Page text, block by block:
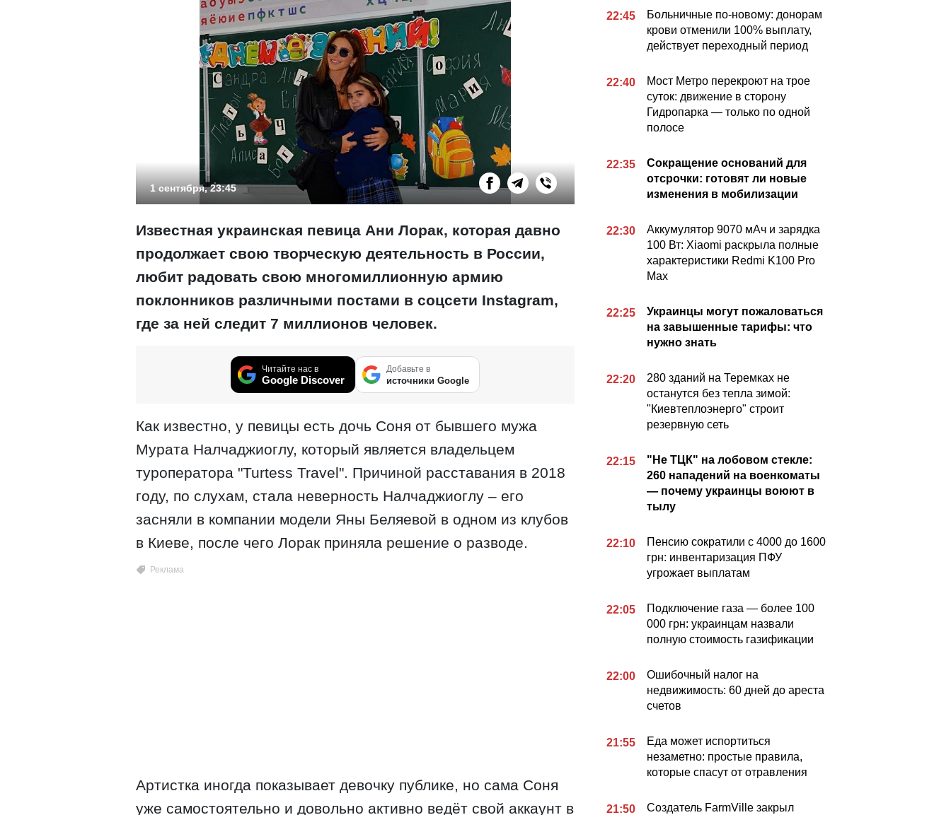
1 сентября, 23:45
Известная украинская певица Ани Лорак, которая давно
продолжает свою творческую деятельность в России,
любит радовать свою многомиллионную армию
поклонников различными постами в соцсети Instagram,
где за ней следит 7 миллионов человек.
Читайте нас в
Google Discover
Добавьте в
источники Google
Как известно, у певицы есть дочь Соня от бывшего мужа
Мурата Налчаджиоглу, который является владельцем
туроператора "Turtess Travel". Причиной расставания в 2018
году, по слухам, стала неверность Налчаджиоглу – его
засняли в компании модели Яны Беляевой в одном из клубов
в Киеве, после чего Лорак приняла решение о разводе.
Артистка иногда показывает девочку публике, но сама Соня
уже самостоятельно и довольно активно ведёт свой аккаунт в
22:45
Больничные по-новому: донорам
крови отменили 100% выплату,
действует переходный период
22:40
Мост Метро перекроют на трое
суток: движение в сторону
Гидропарка — только по одной
полосе
22:35
Сокращение оснований для
отсрочки: готовят ли новые
изменения в мобилизации
22:30
Аккумулятор 9070 мАч и зарядка
100 Вт: Xiaomi раскрыла полные
характеристики Redmi K100 Pro
Max
22:25
Украинцы могут пожаловаться
на завышенные тарифы: что
нужно знать
22:20
280 зданий на Теремках не
останутся без тепла зимой:
"Киевтеплоэнерго" строит
резервную сеть
22:15
"Не ТЦК" на лобовом стекле:
260 нападений на военкоматы
— почему украинцы воюют в
тылу
22:10
Пенсию сократили с 4000 до 1600
грн: инвентаризация ПФУ
угрожает выплатам
22:05
Подключение газа — более 100
000 грн: украинцам назвали
полную стоимость газификации
22:00
Ошибочный налог на
недвижимость: 60 дней до ареста
счетов
21:55
Еда может испортиться
незаметно: простые правила,
которые спасут от отравления
21:50
Создатель FarmVille закрыл